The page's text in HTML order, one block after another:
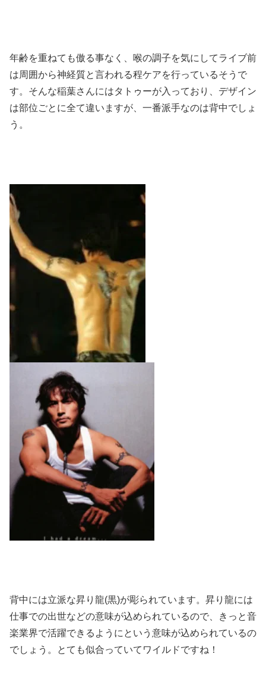
年齢を重ねても傲る事なく、喉の調子を気にしてライブ前
は周囲から神経質と言われる程ケアを行っているそうで
す。そんな稲葉さんにはタトゥーが入っており、デザイン
は部位ごとに全て違いますが、一番派手なのは背中でしょ
う。
背中には立派な昇り龍(黒)が彫られています。昇り龍には
仕事での出世などの意味が込められているので、きっと音
楽業界で活躍できるようにという意味が込められているの
でしょう。とても似合っていてワイルドですね！